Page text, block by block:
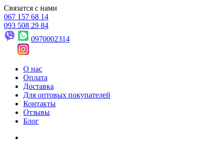
Связатся с нами
067 157 68 14
093 508 29 84
0970002314
О нас
Оплата
Доставка
Для оптовых покупателей
Контакты
Отзывы
Блог